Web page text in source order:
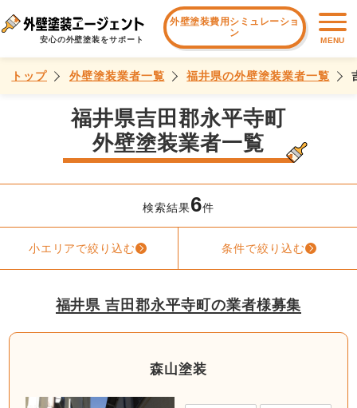
安心の外壁塗装をサポート
外壁塗装費用シミュレーショ
ン
MENU
トップ 外壁塗装業者一覧 福井県の外壁塗装業者一覧
福井県吉田郡永平寺町
外壁塗装業者一覧
検索結果6件
小エリアで絞り込む 条件で絞り込む
福井県 吉田郡永平寺町の業者様募集
森山塗装